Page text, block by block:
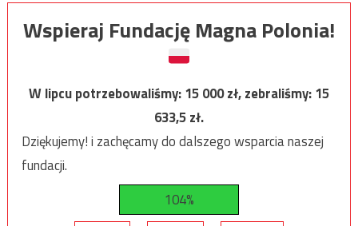
Wspieraj Fundację Magna Polonia!
W lipcu potrzebowaliśmy:15 000zł, zebraliśmy:15
633,5zł.
Dziękujemy! i zachęcamy do dalszego wsparcia naszej
fundacji.
104%